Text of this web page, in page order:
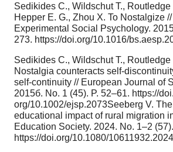
Sedikides C., Wildschut T., Routledge
Hepper E. G., Zhou X. To Nostalgize
Experimental Social Psychology.
273. https://doi.org/10.1016/
Sedikides C., Wildschut T., Routledge
Nostalgia counteracts self-
self-continuity // European Journal of
2015б. No. 1 (45). P. 52–61. https://doi.
org/10.1002/ejsp.2073Seeberg V.
educational impact of rural migration
Education Society. 2024. No. 1–2
https://doi.org/10.1080/